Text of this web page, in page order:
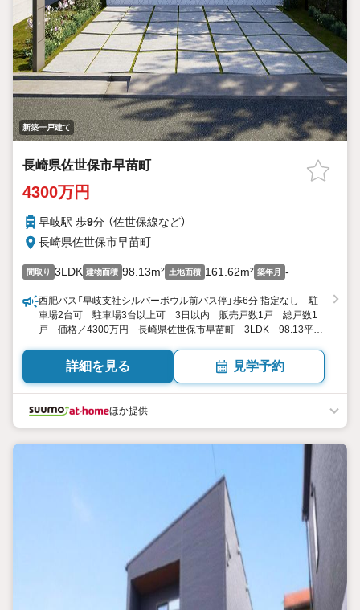
新築一戸建て
長崎県佐世保市早苗町
4300万円
早岐駅 歩9分 （佐世保線など）
長崎県佐世保市早苗町
間取り 3LDK 建物面積 98.13m² 土地面積 161.62m² 築年月 -
西肥バス「早岐支社シルバーボウル前バス停」歩6分 指定なし 駐
車場2台可 駐車場3台以上可 3日以内 販売戸数1戸 総戸数1
戸 価格／4300万円 長崎県佐世保市早苗町 3LDK 98.13平
詳細を見る 見学予約
ほか提供